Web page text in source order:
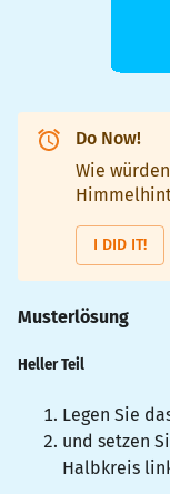
Do Now!
Wie
I DID IT!
Musterlösung
Heller Teil
Legen Sie
und setzen
Halbkreis